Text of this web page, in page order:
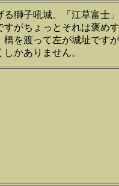
る獅子吼城。「江草富士
すがちょっとそれは褒め
橋を渡って左が城址です
かありません。